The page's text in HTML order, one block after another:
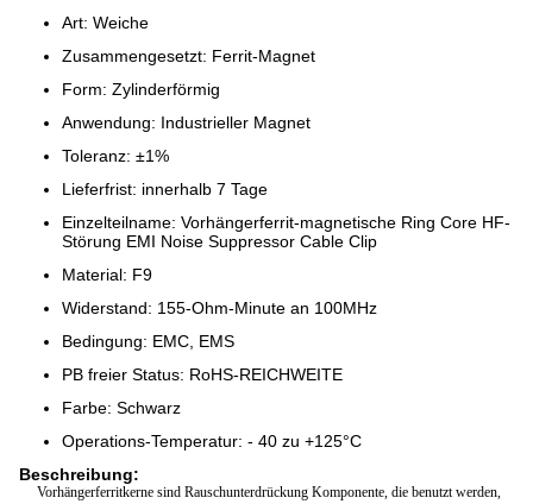
Art: Weiche
Zusammengesetzt: Ferrit-Magnet
Form: Zylinderförmig
Anwendung: Industrieller Magnet
Toleranz: ±1%
Lieferfrist: innerhalb 7 Tage
Einzelteilname: Vorhängerferrit-magnetische Ring Core HF-
Störung EMI Noise Suppressor Cable Clip
Material: F9
Widerstand: 155-Ohm-Minute an 100MHz
Bedingung: EMC, EMS
PB freier Status: RoHS-REICHWEITE
Farbe: Schwarz
Operations-Temperatur: - 40 zu +125°C
Beschreibung:
Vorhängerferritkerne sind Rauschunterdrückung Komponente, die benutzt werden,